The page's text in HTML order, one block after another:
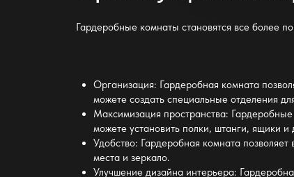
Гардеробные комнаты становятся все более
Организация: Гардеробная комната
можете создать специальные отделения
Максимизация пространства:
можете установить полки, штанги, ящики
Удобство: Гардеробная комната
места и зеркало.
Улучшение дизайна интерьера: